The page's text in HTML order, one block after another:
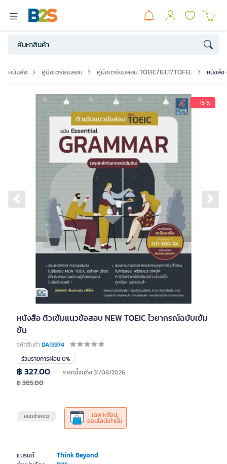
หนังสือ คู่มือเตรียมสอบ คู่มือเตรียมสอบ TOEIC/IELT/TOFEL หนังสือ
- 15 %
Previous slide
หนังสือ ติวเข้มแนวข้อสอบ NEW TOEIC ไวยากรณ์ฉบับเข้ม
ข้น
รหัสสินค้าDA13374
แบรนด์ Think Beyond
ร่วมรายการผ่อน 0%
หมดชั่วคราว เฉพาะช้อป
ออนไลน์เท่านั้น
฿ 327.00 ราคานี้จนถึง 31/08/2026
฿385.00